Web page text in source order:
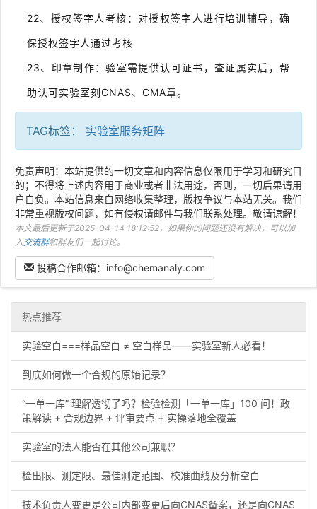
22、授权签字人考核：对授权签字人进行培训辅导，确
保授权签字人通过考核
23、印章制作：验室需提供认可证书，查证属实后，帮
助认可实验室刻CNAS、CMA章。
TAG标签： 实验室服务矩阵
免责声明：本站提供的一切文章和内容信息仅限用于学习和研究目
的；不得将上述内容用于商业或者非法用途，否则，一切后果请用
户自负。本站信息来自网络收集整理，版权争议与本站无关。我们
非常重视版权问题，如有侵权请邮件与我们联系处理。敬请谅解！
本文最后更新于2025-04-14 18:12:52，如果你的问题还没有解决，可以加
入交流群和群友们一起讨论。
投稿合作邮箱：info@chemanaly.com
热点推荐
实验空白===样品空白 ≠ 空白样品——实验室新人必看！
到底如何做一个合规的原始记录？
“一单一库” 理解透彻了吗？检验检测「一单一库」100 问！政
策解读 + 合规边界 + 评审要点 + 实操落地全覆盖
实验室的法人能否在其他公司兼职？
检出限、测定限、最佳测定范围、校准曲线及分析空白
技术负责人变更是公司内部变更后向CNAS备案，还是向CNAS